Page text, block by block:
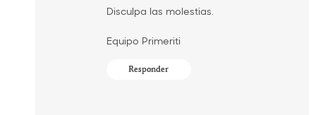
Disculpa las molestias.
Equipo Primeriti
Responder